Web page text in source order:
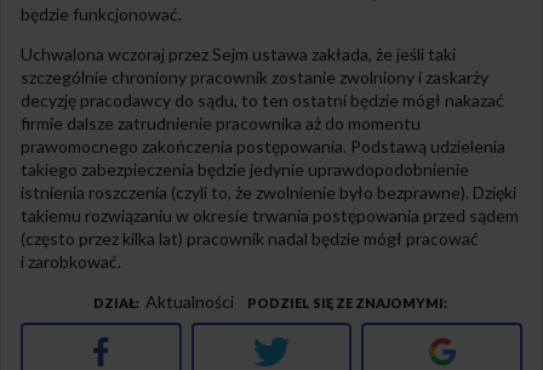
będzie funkcjonować.
Uchwalona wczoraj przez Sejm ustawa zakłada, że jeśli taki
szczególnie chroniony pracownik zostanie zwolniony i zaskarży
decyzję pracodawcy do sądu, to ten ostatni będzie mógł nakazać
firmie dalsze zatrudnienie pracownika aż do momentu
prawomocnego zakończenia postępowania. Podstawą udzielenia
takiego zabezpieczenia będzie jedynie uprawdopodobnienie
istnienia roszczenia (czyli to, że zwolnienie było bezprawne). Dzięki
takiemu rozwiązaniu w okresie trwania postępowania przed sądem
(często przez kilka lat) pracownik nadal będzie mógł pracować
i zarobkować.
DZIAŁ Aktualności PODZIEL SIĘ ZE ZNAJOMYMI
Facebook Twitter Google+